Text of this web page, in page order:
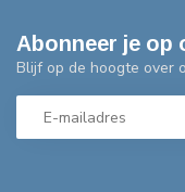
Abonneer je op
Blijf op de hoogte over